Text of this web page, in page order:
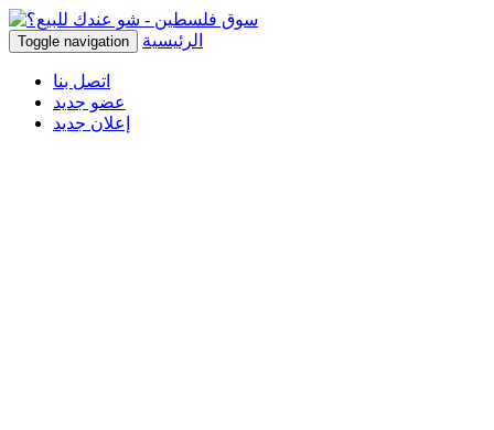
Toggle navigation الرئيسية
اتصل بنا
عضو جديد
إعلان جديد